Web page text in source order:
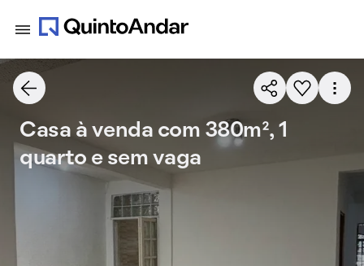
Casa à venda com 380m², 1
quarto e sem vaga